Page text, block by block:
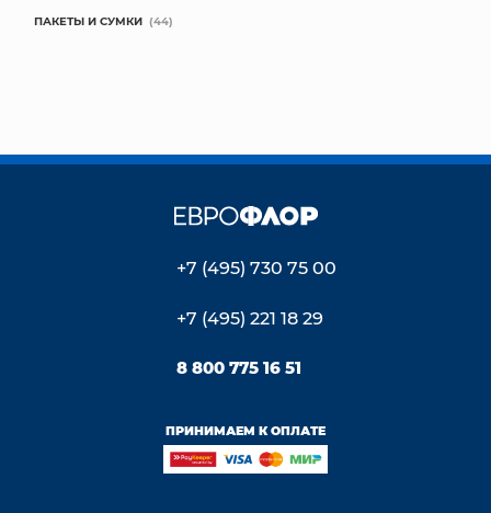
ПАКЕТЫ И СУМКИ (44)
+7 (495) 730 75 00
+7 (495) 221 18 29
8 800 775 16 51
ПРИНИМАЕМ К ОПЛАТЕ